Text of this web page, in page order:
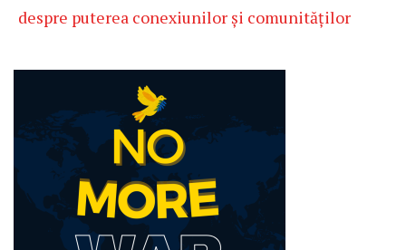
despre puterea conexiunilor și comunităților